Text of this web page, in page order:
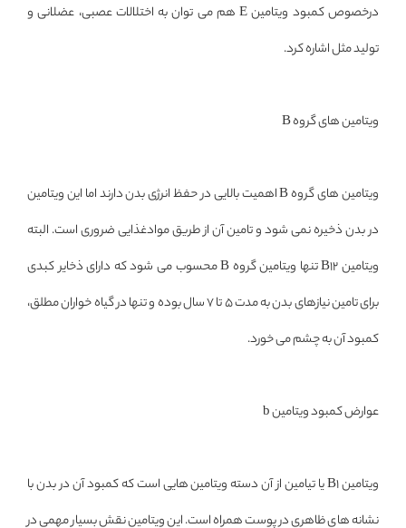
درخصوص کمبود ویتامین E هم می توان به اختلالات عصبی، عضلانی و
تولید مثل اشاره کرد.
ویتامین های گروه B
ویتامین های گروه B اهمیت بالایی در حفظ انرژی بدن دارند اما این ویتامین
در بدن ذخیره نمی شود و تامین آن از طریق موادغذایی ضروری است. البته
ویتامین B12 تنها ویتامین گروه B محسوب می شود که دارای ذخایر کبدی
برای تامین نیازهای بدن به مدت 5 تا 7 سال بوده و تنها در گیاه خواران مطلق،
کمبود آن به چشم می خورد.
عوارض کمبود ویتامین b
ویتامین B1 یا تیامین از آن دسته ویتامین هایی است که کمبود آن در بدن با
نشانه های ظاهری در پوست همراه است. این ویتامین نقش بسیار مهمی در